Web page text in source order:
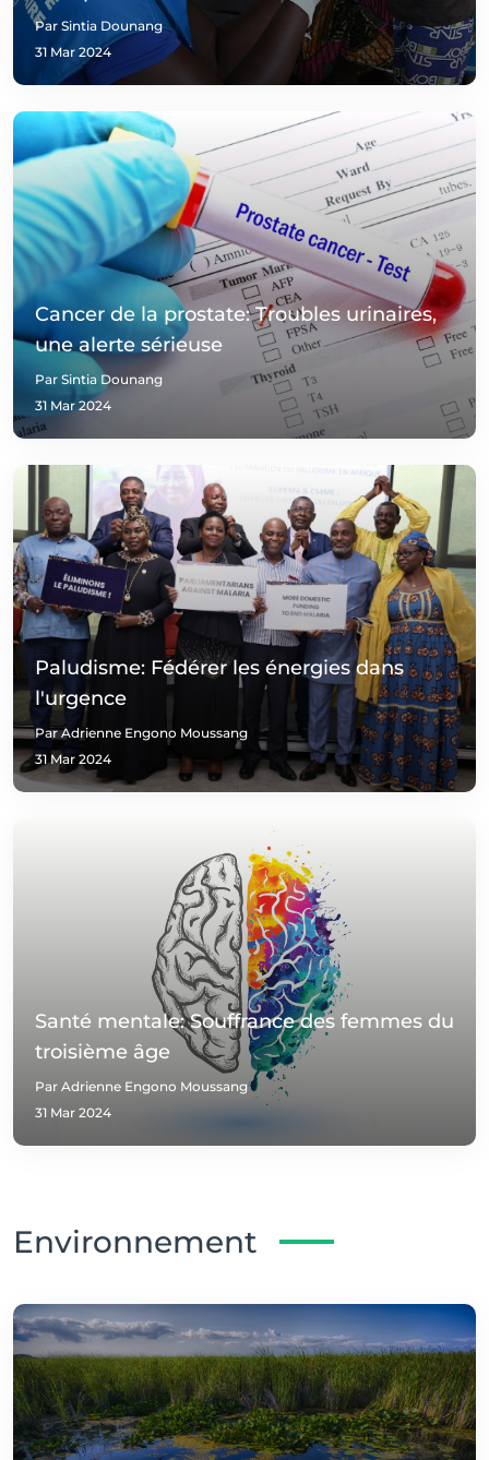
Par Sintia Dounang
31 Mar 2024
Cancer de la prostate: Troubles urinaires,
une alerte sérieuse
Par Sintia Dounang
31 Mar 2024
Paludisme: Fédérer les énergies dans
l'urgence
Par Adrienne Engono Moussang
31 Mar 2024
Santé mentale: Souffrance des femmes du
troisième âge
Par Adrienne Engono Moussang
31 Mar 2024
Environnement